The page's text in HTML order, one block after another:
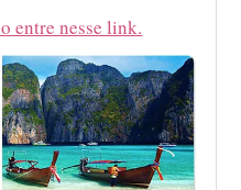
entre nesse link.